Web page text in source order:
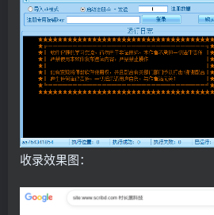
收录效果图：